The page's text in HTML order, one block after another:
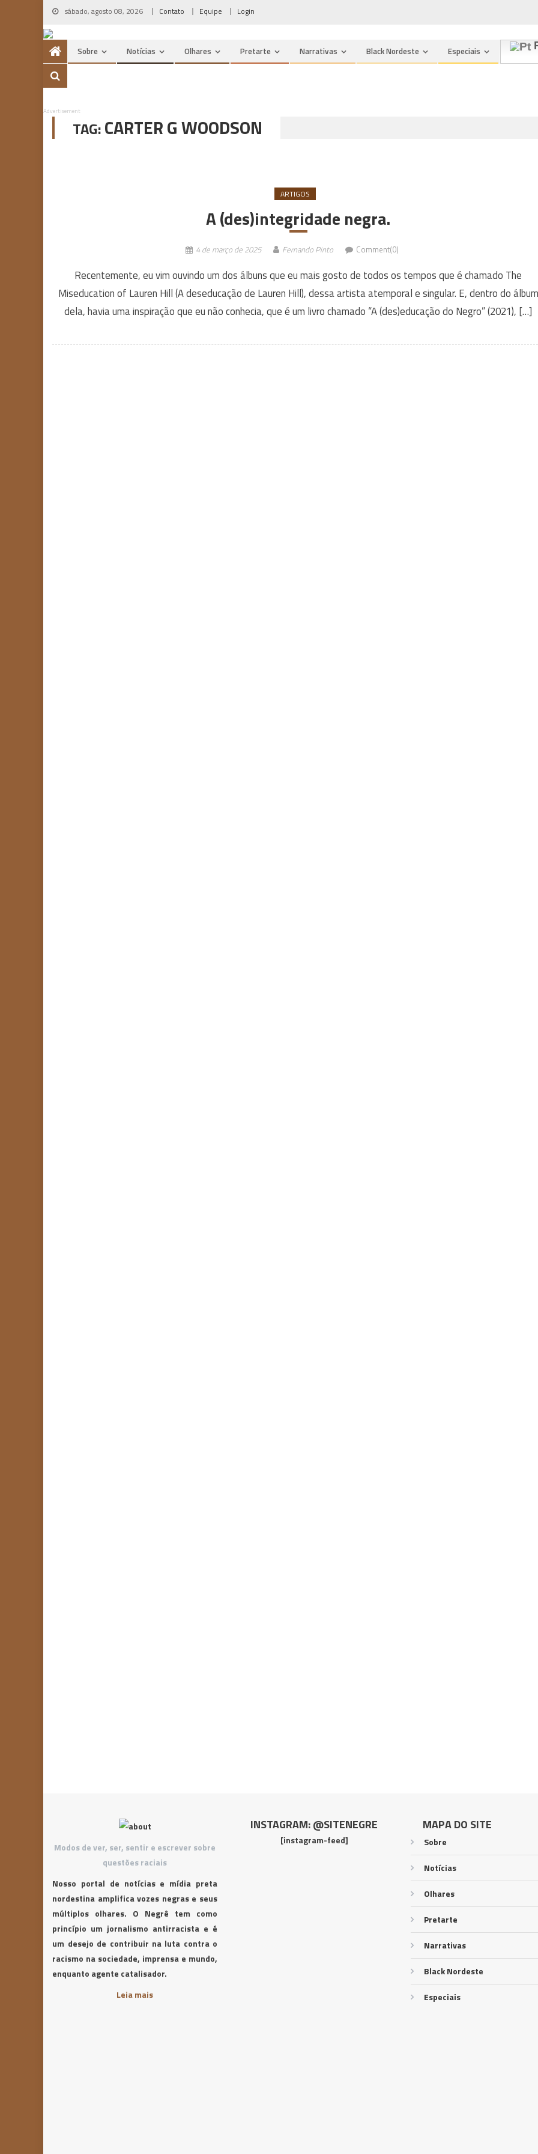
Skip
content
sábado, agosto 08, 2026 Contato Equipe Login
Sobre Notícias Olhares Pretarte Narrativas Black Nordeste Especiais
Advertisement
TAG:CARTER G WOODSON
ARTIGOS
A (des)integridade negra.
4 de março de 2025 Fernando Pinto Comment(0)
Recentemente, eu vim ouvindo um dos álbuns que eu mais gosto de todos os tempos que é chamado The
Miseducation of Lauren Hill (A deseducação de Lauren Hill), dessa artista atemporal e singular. E, dentro do álbum
dela, havia uma inspiração que eu não conhecia, que é um livro chamado “A (des)educação do Negro” (2021), […]
Modos de ver, ser, sentir e escrever sobre
questões raciais
Nosso portal de notícias e mídia preta
nordestina amplifica vozes negras e seus
múltiplos olhares. O Negrê tem como
princípio um jornalismo antirracista e é
um desejo de contribuir na luta contra o
racismo na sociedade, imprensa e mundo,
enquanto agente catalisador.
Leia mais
INSTAGRAM: @SITENEGRE
[instagram-feed]
MAPA DO SITE
Sobre
Notícias
Olhares
Pretarte
Narrativas
Black Nordeste
Especiais